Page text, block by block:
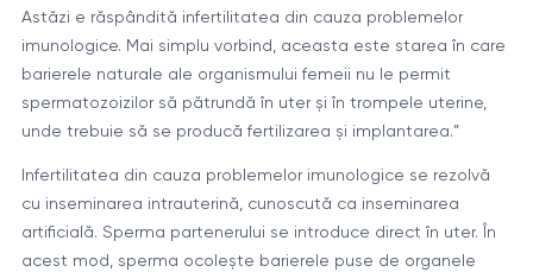
Astăzi e răspândită infertilitatea din cauza problemelor
imunologice. Mai simplu vorbind, aceasta este starea în care
barierele naturale ale organismului femeii nu le permit
spermatozoizilor să pătrundă în uter și în trompele uterine,
unde trebuie să se producă fertilizarea și implantarea.”
Infertilitatea din cauza problemelor imunologice se rezolvă
cu inseminarea intrauterină, cunoscută ca inseminarea
artificială. Sperma partenerului se introduce direct în uter. În
acest mod, sperma ocolește barierele puse de organele